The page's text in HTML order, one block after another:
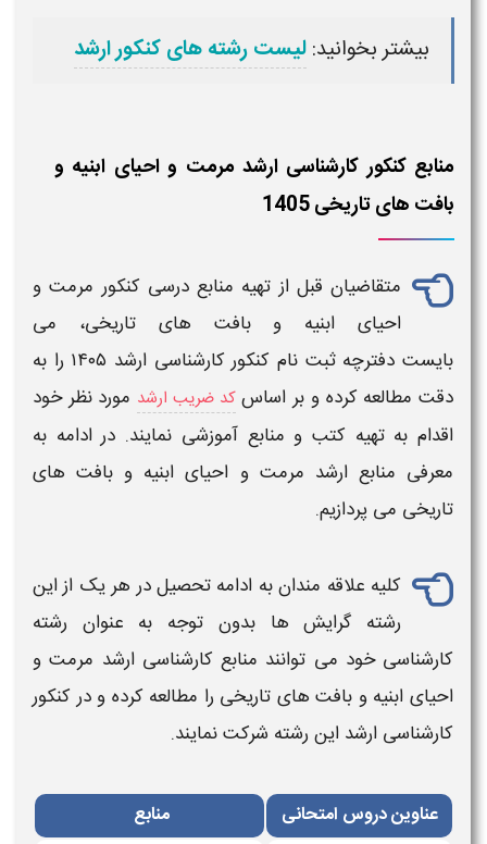
بیشتر بخوانید:لیست رشته های کنکور ارشد
منابع کنکور کارشناسی ارشد مرمت و احیای ابنیه و
بافت های تاریخی 1405
متقاضیان قبل از تهیه منابع درسی کنکور مرمت و
احیای ابنیه و بافت های تاریخی، می
بایست دفترچه ثبت نام کنکور کارشناسی ارشد ۱۴۰۵
را به
دقت مطالعه کرده و بر اساسکد ضریب ارشد مورد نظر خود
اقدام به تهیه کتب و منابع آموزشی نمایند. در ادامه به
معرفی منابع ارشد مرمت و احیای ابنیه و بافت های
تاریخی می پردازیم.
کلیه علاقه مندان به ادامه تحصیل در هر یک از این
رشته گرایش هابدون توجه به عنوان رشته
کارشناسی خود می توانند منابع کارشناسی ارشد مرمت و
احیای ابنیه و بافت های تاریخی را مطالعه کرده و در کنکور
کارشناسی ارشد این رشته شرکت نمایند.
عناوین دروس امتحانی منابع